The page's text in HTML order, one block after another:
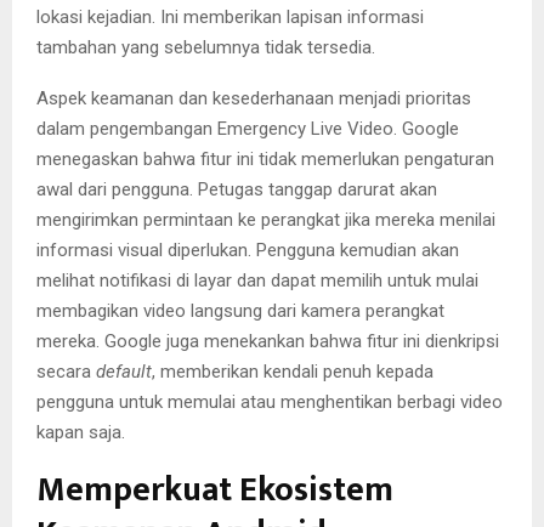
lokasi kejadian. Ini memberikan lapisan informasi
tambahan yang sebelumnya tidak tersedia.
Aspek keamanan dan kesederhanaan menjadi prioritas
dalam pengembangan Emergency Live Video. Google
menegaskan bahwa fitur ini tidak memerlukan pengaturan
awal dari pengguna. Petugas tanggap darurat akan
mengirimkan permintaan ke perangkat jika mereka menilai
informasi visual diperlukan. Pengguna kemudian akan
melihat notifikasi di layar dan dapat memilih untuk mulai
membagikan video langsung dari kamera perangkat
mereka. Google juga menekankan bahwa fitur ini dienkripsi
secara default, memberikan kendali penuh kepada
pengguna untuk memulai atau menghentikan berbagi video
kapan saja.
Memperkuat Ekosistem